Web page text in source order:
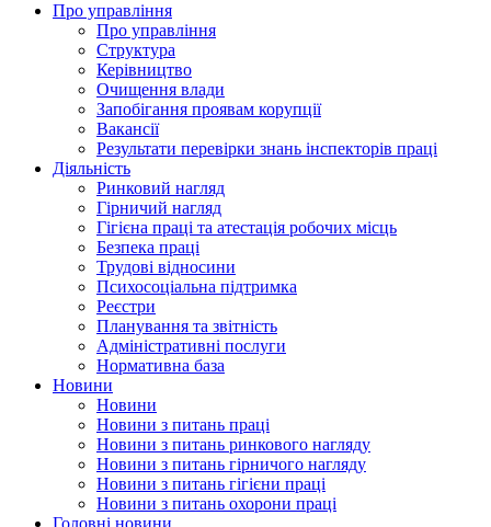
Про управління
Про управління
Структура
Керівництво
Очищення влади
Запобігання проявам корупції
Вакансії
Результати перевірки знань інспекторів праці
Діяльність
Ринковий нагляд
Гірничий нагляд
Гігієна праці та атестація робочих місць
Безпека праці
Трудові відносини
Психосоціальна підтримка
Реєстри
Планування та звітність
Адміністративні послуги
Нормативна база
Новини
Новини
Новини з питань праці
Новини з питань ринкового нагляду
Новини з питань гірничого нагляду
Новини з питань гігієни праці
Новини з питань охорони праці
Головні новини